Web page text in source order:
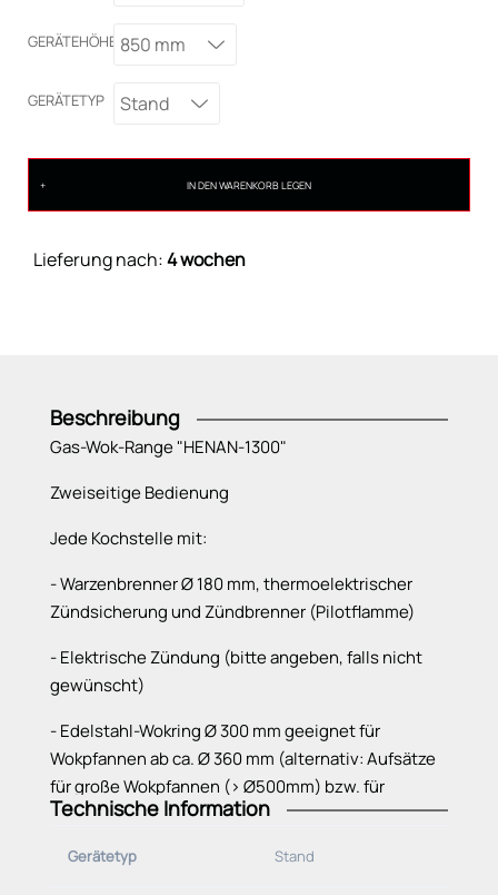
GERÄTEHÖHE 850 mm
GERÄTETYP Stand
IN DEN WARENKORB LEGEN
Lieferung nach:4 wochen
Beschreibung
Gas-Wok-Range "HENAN-1300"
Zweiseitige Bedienung
Jede Kochstelle mit:
- Warzenbrenner Ø 180 mm, thermoelektrischer
Zündsicherung und Zündbrenner (Pilotflamme)
- Elektrische Zündung (bitte angeben, falls nicht
gewünscht)
- Edelstahl-Wokring Ø 300 mm geeignet für
Wokpfannen ab ca. Ø 360 mm (alternativ: Aufsätze
für große Wokpfannen (> Ø500mm) bzw. für
Kochgeschirr mit flachem Boden).
- Premium-Ausführung mit versenkter 3 mm
Technische Information
Gerätetyp Stand